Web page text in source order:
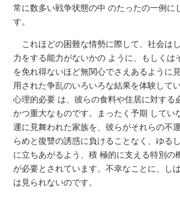
常に数多い戦争状態の中 のたったの一例に
す。
これほどの困難な情勢に際して、社会は
力をする能力がないかの ように、もしくは
を免れ得ないほど無関心でさえあるように
用された争乱のいろいろな結果を体験して
心理的必要 は、彼らの食料や住居に対する
かつ重大なものです。まったく予期 してい
運に見舞われた家族を、彼らがそれらの不
らめと復讐の誘惑に負けることなく、ゆる
に立ちあがるよう、積 極的に支える特別の
が必要とされています。不幸なことに、し
は見られないのです。